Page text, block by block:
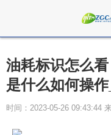
油耗标识怎么
是什么如何操
时间：2023-05-26 09:43:44